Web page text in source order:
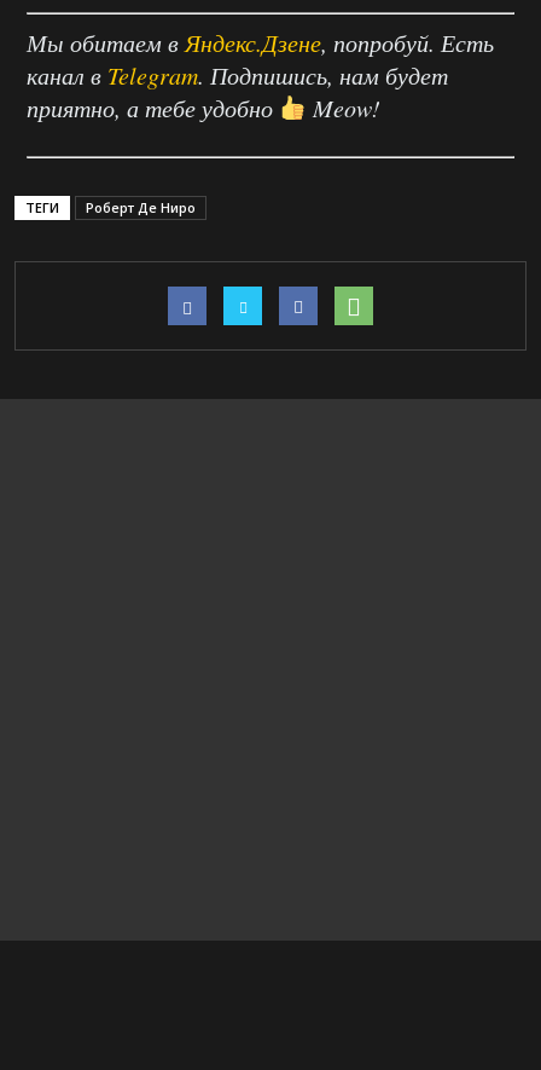
Мы обитаем в Яндекс.Дзене, попробуй. Есть
канал в Telegram. Подпишись, нам будет
приятно, а тебе удобно
Meow!
ТЕГИ Роберт Де Ниро